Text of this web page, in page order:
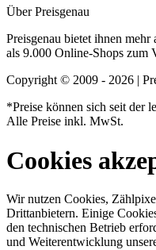
Über Preisgenau
Preisgenau bietet ihnen
als 9.000 Online-Shops zum
Copyright © 2009 - 2026 |
*Preise können sich seit der
Alle Preise inkl. MwSt.
Cookies
Wir nutzen Cookies,
Drittanbietern. Einige
den technischen Betrieb
und Weiterentwicklung